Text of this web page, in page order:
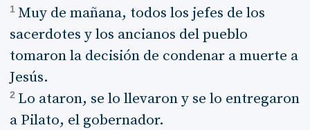
1 Muy de mañana, todos los jefes de los
sacerdotes y los ancianos del pueblo
tomaron la decisión de condenar a muerte a
Jesús.
2 Lo ataron, se lo llevaron y se lo entregaron
a Pilato, el gobernador.